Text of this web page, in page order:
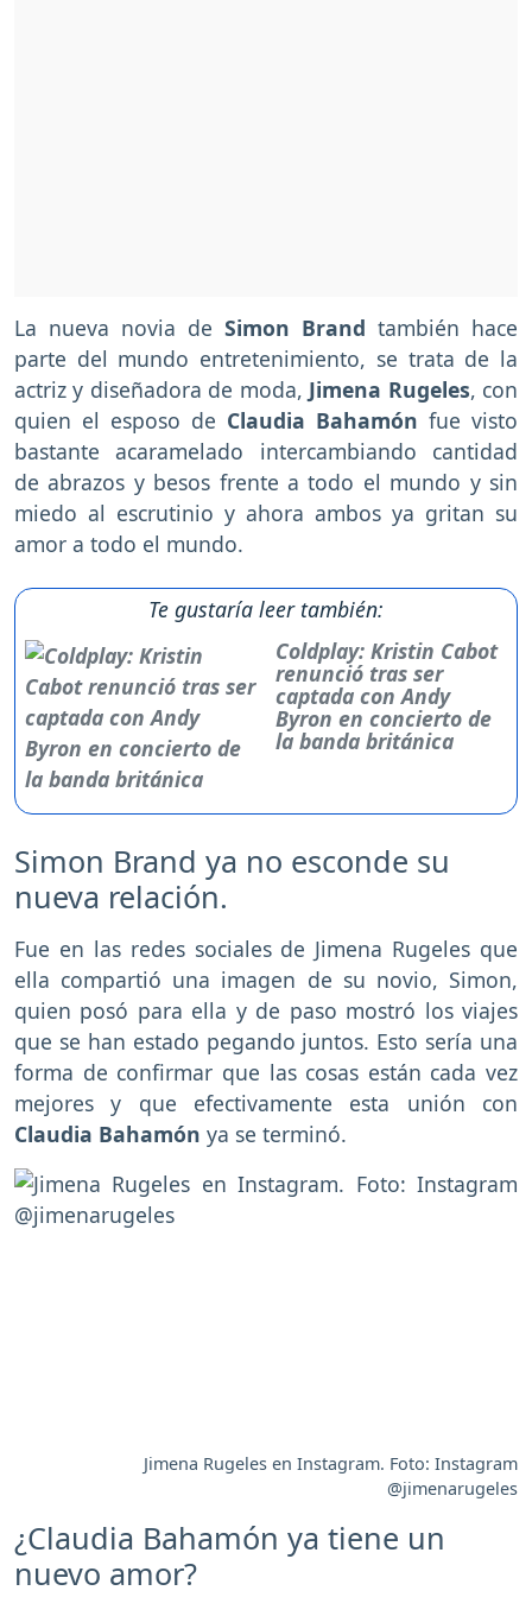
La nueva novia de Simon Brand también hace
parte del mundo entretenimiento, se trata de la
actriz y diseñadora de moda, Jimena Rugeles, con
quien el esposo de Claudia Bahamón fue visto
bastante acaramelado intercambiando cantidad
de abrazos y besos frente a todo el mundo y sin
miedo al escrutinio y ahora ambos ya gritan su
amor a todo el mundo.
Te gustaría leer también:
Coldplay: Kristin Cabot
renunció tras ser
captada con Andy
Byron en concierto de
la banda británica
Simon Brand ya no esconde su
nueva relación.
Fue en las redes sociales de Jimena Rugeles que
ella compartió una imagen de su novio, Simon,
quien posó para ella y de paso mostró los viajes
que se han estado pegando juntos. Esto sería una
forma de confirmar que las cosas están cada vez
mejores y que efectivamente esta unión con
Claudia Bahamón ya se terminó.
Jimena Rugeles en Instagram. Foto: Instagram
@jimenarugeles
¿Claudia Bahamón ya tiene un
nuevo amor?